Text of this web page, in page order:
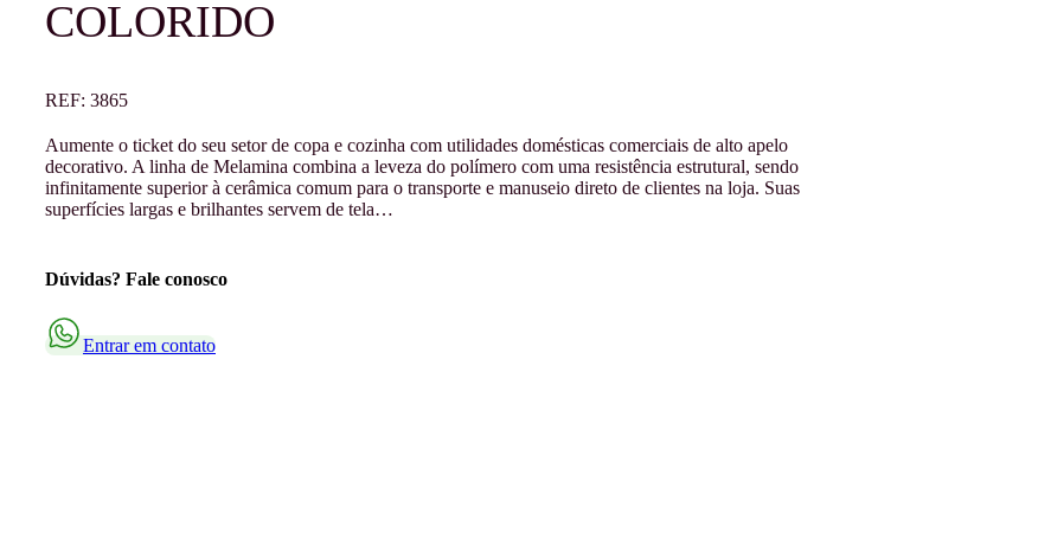
COLORIDO
REF: 3865
Aumente o ticket do seu setor de copa e cozinha com utilidades domésticas comerciais de alto apelo
decorativo. A linha de Melamina combina a leveza do polímero com uma resistência estrutural, sendo
infinitamente superior à cerâmica comum para o transporte e manuseio direto de clientes na loja. Suas
superfícies largas e brilhantes servem de tela…
Dúvidas? Fale conosco
Entrar em contato